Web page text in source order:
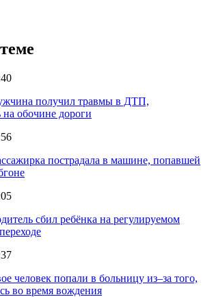
получил травмы в ДТП,
обочине дороги
пострадала в машине, попавшей
сбил ребёнка на регулируемом
человек попали в больницу из–за того,
во время вождения